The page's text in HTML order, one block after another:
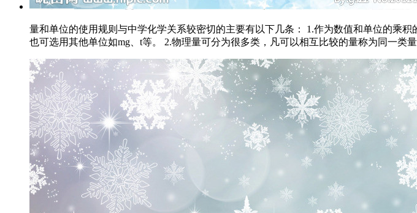
量和单位的使用规则与中学化学关系较密切的主要有以下几条： 1.作为数值和单位的乘
也可选用其他单位如mg、t等。 2.物理量可分为很多类，凡可以相互比较的量称为同一类